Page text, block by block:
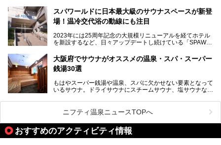
本記事では、そんなリニューアル後の注目ポイントを詳しく
紹介します。これから「鶴見緑地湯元水春」に訪れる方や、
い。
利用できる「神州温泉 あるごの湯」です。
あるごの湯は、大阪府豊中市にある日帰り温浴施設で、阪急
チムジルバン（岩盤浴）を中心に、発汗・リラックス・漫画
タイムまで満喫できる長時間滞在型の施設なので、一日中ゆ
る迫力ある熱波パフォーマンスも毎日行われており、“とと
のう”体験をしっかり楽しめるのもポイントです。
ケやボウリングといった遊び場もあり、友人同士やカップル
で“遊び+癒し”の一日を過ごすのにもぴったり。
処にいたるまで魅力をたっぷり堪能してきたので、その全容
スパワールドに日本最大級のサウナスペースが新登
場！温冷交代浴の動線にも注目
2023年には25周年記念の大規模リニューアルを経てホテル
を新設するなど、日々アップデートし続けている「SPAWO
そんなスパワールドが2025年11月15日（土）に、新たな浴
室や日本最大級140人収容の大規模サウナを携えてリニュー
アルオープン！浴室である4F・6Fそれぞれにリニューアル
大規模リニューアルの全容を確認すべく、リニューアルプレ
オープンイベントに行ってきました！今回はそのリニューア
大阪府でサウナがオススメの温泉・スパ・スーパー
銭湯30選
もはやスーパー銭湯や温泉、スパに欠かせない要素となって
いるサウナ。ドライサウナにスチームサウナ、塩サウナな
ペース、ロウリュウなど、心ゆくまで楽しむためのサービス
が充実した施設も多くみられます。
今回はそんなサウナにこだわった、大阪府内のオススメ温
泉・銭湯・スパを30件紹介したいと思います！
ニフティ温泉ニュースTOPへ
おすすめのアクティビティ情報